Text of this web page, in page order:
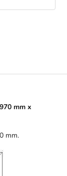
970 mm x
mm.